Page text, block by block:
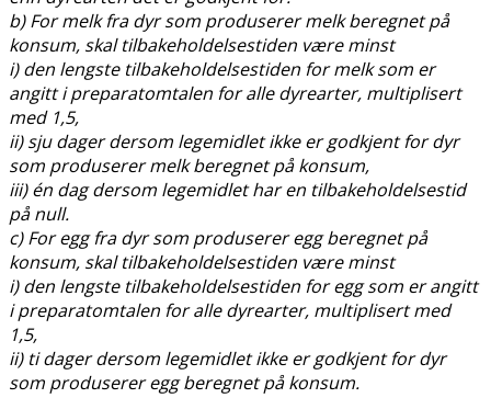
b) For melk fra dyr som produserer melk beregnet på
konsum, skal tilbakeholdelsestiden være minst
i) den lengste tilbakeholdelsestiden for melk som er
angitt i preparatomtalen for alle dyrearter, multiplisert
med 1,5,
ii) sju dager dersom legemidlet ikke er godkjent for dyr
som produserer melk beregnet på konsum,
iii) én dag dersom legemidlet har en tilbakeholdelsestid
på null.
c) For egg fra dyr som produserer egg beregnet på
konsum, skal tilbakeholdelsestiden være minst
i) den lengste tilbakeholdelsestiden for egg som er angitt
i preparatomtalen for alle dyrearter, multiplisert med
1,5,
ii) ti dager dersom legemidlet ikke er godkjent for dyr
som produserer egg beregnet på konsum.